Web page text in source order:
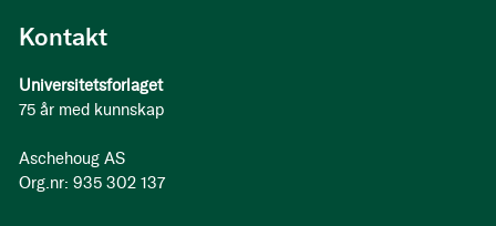
Kontakt
Universitetsforlaget
75 år med kunnskap
Aschehoug AS
Org.nr: 935 302 137